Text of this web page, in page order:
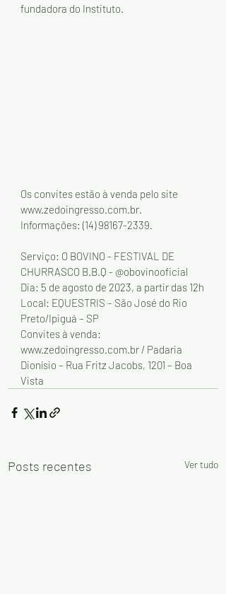
fundadora do Instituto.
Os convites estão à venda pelo site
www.zedoingresso.com.br.
Informações: (14) 98167-2339.
Serviço: O BOVINO - FESTIVAL DE
CHURRASCO B.B.Q - @obovinooficial
Dia: 5 de agosto de 2023, a partir das 12h
Local: EQUESTRIS – São José do Rio
Preto/Ipiguá – SP
Convites à venda:
www.zedoingresso.com.br / Padaria
Dionísio – Rua Fritz Jacobs, 1201 – Boa
Vista
Posts recentes Ver tudo